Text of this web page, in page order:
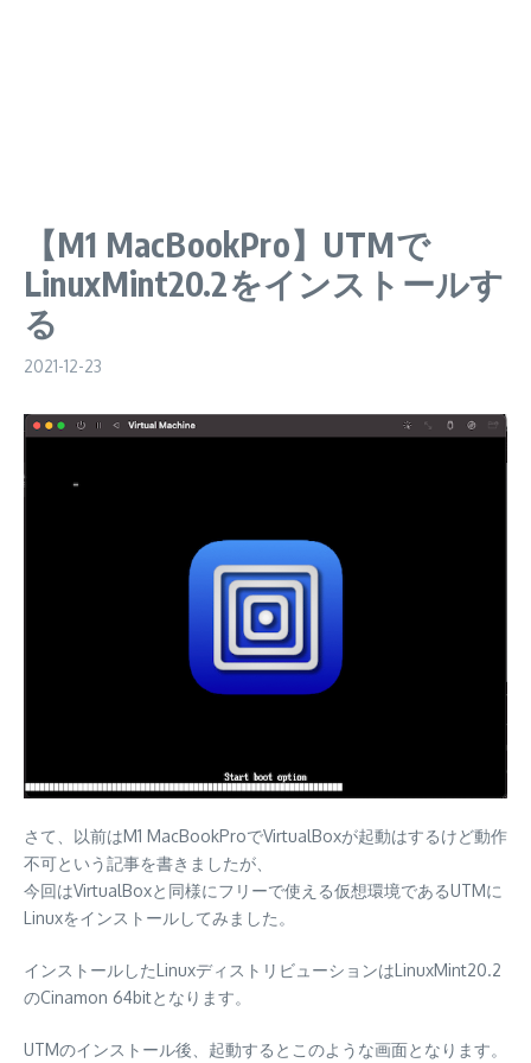
【M1 MacBookPro】UTMで
LinuxMint20.2をインストールす
る
2021-12-23
さて、以前はM1 MacBookProでVirtualBoxが起動はするけど動作
不可という記事を書きましたが、
今回はVirtualBoxと同様にフリーで使える仮想環境であるUTMに
Linuxをインストールしてみました。
インストールしたLinuxディストリビューションはLinuxMint20.2
のCinamon 64bitとなります。
UTMのインストール後、起動するとこのような画面となります。